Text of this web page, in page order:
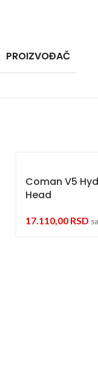
PROIZVOĐAČ
Coman V5
Head
17.110,00 RSD